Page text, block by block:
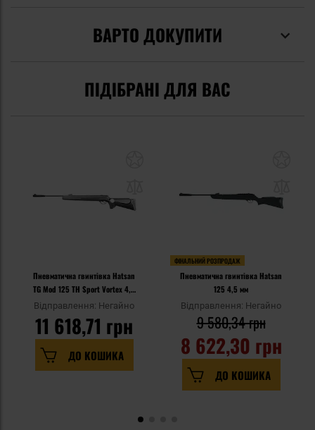
ВАРТО ДОКУПИТИ
ПІДІБРАНІ ДЛЯ ВАС
Пневматична гвинтівка Hatsan
TG Mod 125 TH Sport Vortex 4,5
мм
Відправлення: Негайно
11 618,71 грн
ДО КОШИКА
ФІНАЛЬНИЙ РОЗПРОДАЖ
Пневматична гвинтівка Hatsan
125 4,5 мм
Відправлення: Негайно
8 622,30 грн
9 580,34 грн
ДО КОШИКА